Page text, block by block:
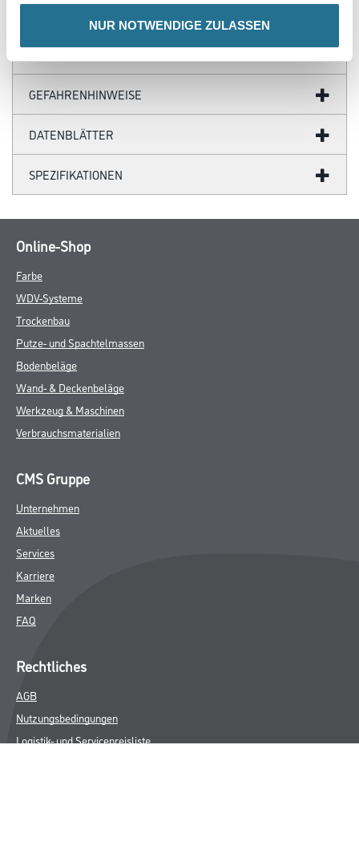
NUR NOTWENDIGE ZULASSEN
GEFAHRENHINWEISE
DATENBLÄTTER
SPEZIFIKATIONEN
Online-Shop
Farbe
WDV-Systeme
Trockenbau
Putze- und Spachtelmassen
Bodenbeläge
Wand- & Deckenbeläge
Werkzeug & Maschinen
Verbrauchsmaterialien
CMS Gruppe
Unternehmen
Aktuelles
Services
Karriere
Marken
FAQ
Rechtliches
AGB
Nutzungsbedingungen
Logistik- und Servicepreisliste